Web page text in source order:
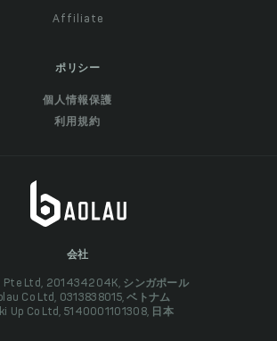
Affiliate
ポリシー
個人情報保護
利用規約
会社
Pte Ltd, 201434204K, シンガポール
Co Ltd, 0313838015, ベトナム
Up Co Ltd, 5140001101308, 日本